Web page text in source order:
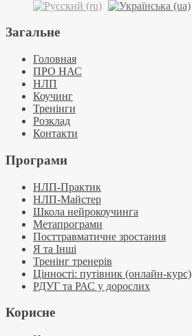
Загальне
Головная
ПРО НАС
НЛП
Коучинг
Тренінги
Розклад
Контакти
Програми
НЛП-Практик
НЛП-Майстер
Школа нейрокоучинга
Метапрограми
Посттравматичне зростання
Я та Інші
Тренінг тренерів
Цінності: путівник (онлайн-курс)
РДУГ та РАС у дорослих
Корисне